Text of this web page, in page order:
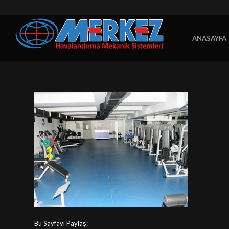
ANASAYFA
Bu Sayfayı Paylaş: